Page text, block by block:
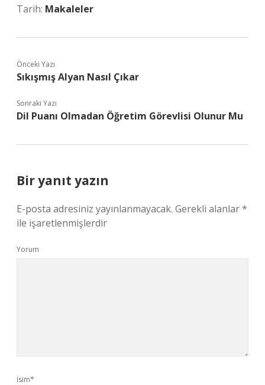
Tarih: Makaleler
Önceki Yazı
Sıkışmış Alyan Nasıl Çıkar
Sonraki Yazı
Dil Puanı Olmadan Öğretim Görevlisi Olunur Mu
Bir yanıt yazın
E-posta adresiniz yayınlanmayacak. Gerekli alanlar*
ile işaretlenmişlerdir
Yorum
İsim*